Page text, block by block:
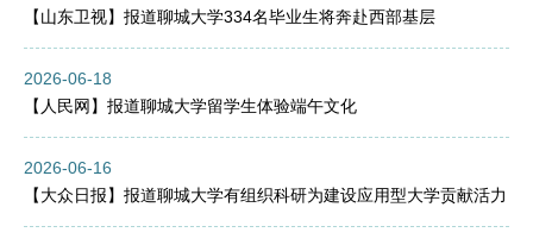
【山东卫视】报道聊城大学334名毕业生将奔赴西部基层
2026-06-18
【人民网】报道聊城大学留学生体验端午文化
2026-06-16
【大众日报】报道聊城大学有组织科研为建设应用型大学贡献活力